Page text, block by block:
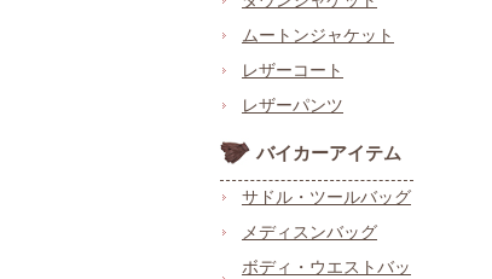
ムートンジャケット
レザーコート
レザーパンツ
バイカーアイテム
サドル・ツールバッグ
メディスンバッグ
ボディ・ウエストバッ